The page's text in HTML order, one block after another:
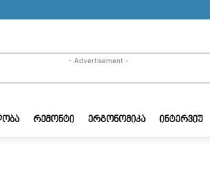
- Advertisement -
ᲠᲔᲛᲝᲜᲢᲘ ᲔᲠᲒᲝᲜᲝᲛᲘᲙᲐ ᲘᲜᲢᲔᲠᲕᲘᲣ